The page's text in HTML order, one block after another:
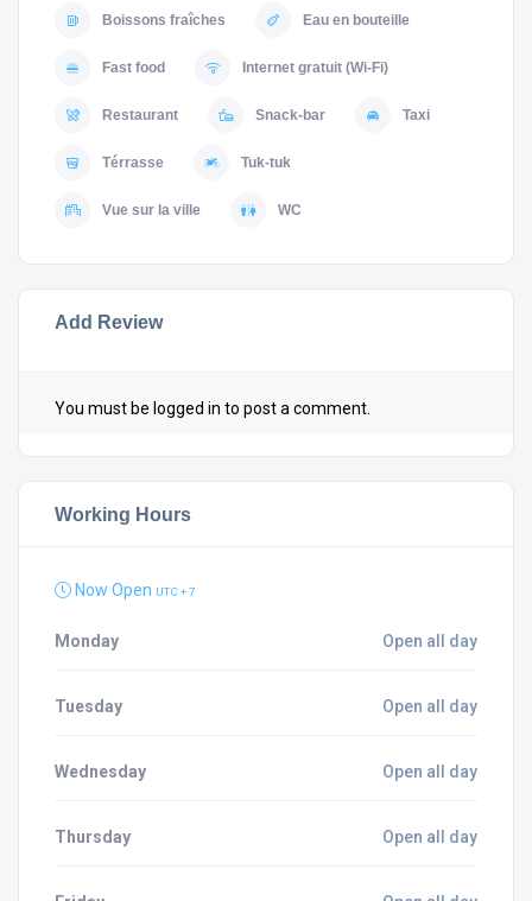
Boissons fraîches Eau en bouteille
Fast food Internet gratuit (Wi-Fi)
Restaurant Snack-bar Taxi
Térrasse Tuk-tuk
Vue sur la ville WC
Add Review
You must be logged in to post a comment.
Working Hours
Now Open UTC + 7
Monday Open all day
Tuesday Open all day
Wednesday Open all day
Thursday Open all day